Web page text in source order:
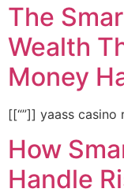
The
Wealth
Money
[[“”]] yaass casino
How
Handle